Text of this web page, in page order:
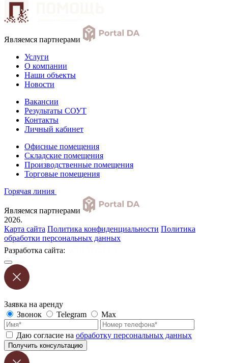
Являемся партнерами
Услуги
О компании
Наши объекты
Новости
Вакансии
Результаты СОУТ
Контакты
Личный кабинет
Офисные помещения
Складские помещения
Производственные помещения
Торговые помещения
Горячая линия
Являемся партнерами
2026.
Карта сайта Политика конфиденциальности Политика
обработки персональных данных
Разработка сайта:
Заявка на аренду
Звонок
Telegram Max
Даю согласие на обработку персональных данных
Получить консультацию